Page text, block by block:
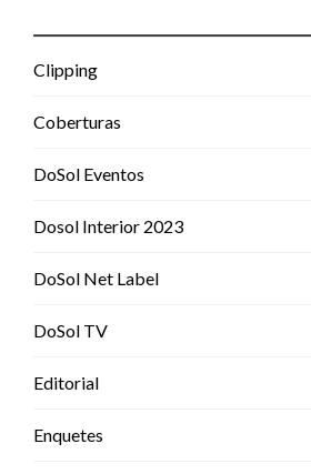
Clipping
Coberturas
DoSol Eventos
Dosol Interior 2023
DoSol Net Label
DoSol TV
Editorial
Enquetes